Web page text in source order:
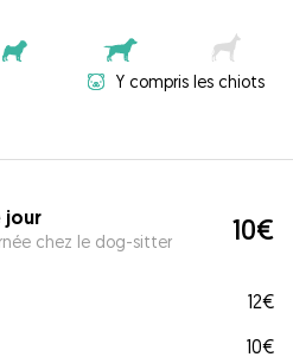
Y compris les chiots
jour
chez le dog-sitter 10€
12€
10€